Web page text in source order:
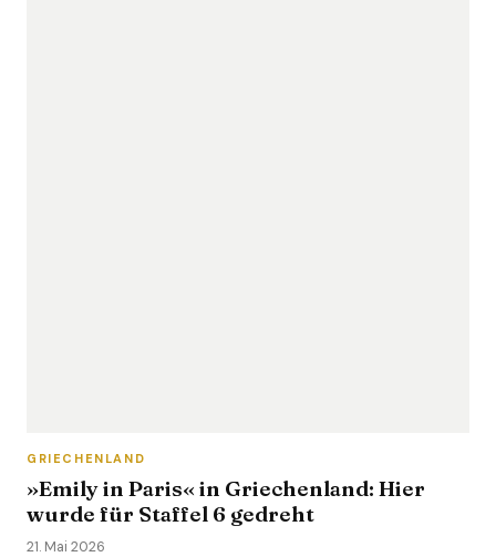
GRIECHENLAND
»Emily in Paris« in Griechenland: Hier
wurde für Staffel 6 gedreht
21. Mai 2026